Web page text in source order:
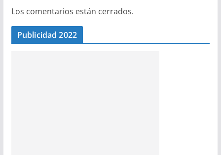
Los comentarios están cerrados.
Publicidad 2022